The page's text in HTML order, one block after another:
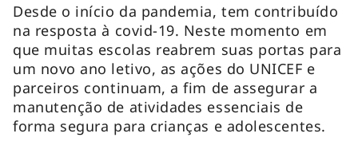
Desde o início da pandemia, tem contribuído
na resposta à covid-19. Neste momento em
que muitas escolas reabrem suas portas para
um novo ano letivo, as ações do UNICEF e
parceiros continuam, a fim de assegurar a
manutenção de atividades essenciais de
forma segura para crianças e adolescentes.